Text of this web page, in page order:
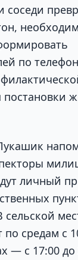
соседи
по
личный
средам с
— с 17:00 до